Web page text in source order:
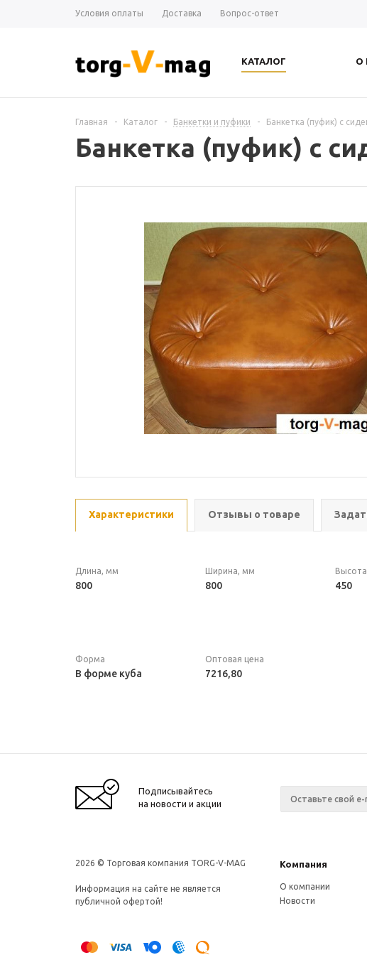
Условия оплаты Доставка Вопрос-ответ
КАТАЛОГ О
Главная - Каталог - Банкетки и пуфики - Банкетка (пуфик) с
Банкетка (пуфик) с
Характеристики Отзывы о товаре
Длина, мм
800
Ширина, мм
800 450
Форма
В форме куба
Оптовая цена
7216,80
Подписывайтесь
на новости и акции
2026 © Торговая компания TORG-V-MAG
Информация на сайте не является
публичной офертой!
Компания
О компании
Новости